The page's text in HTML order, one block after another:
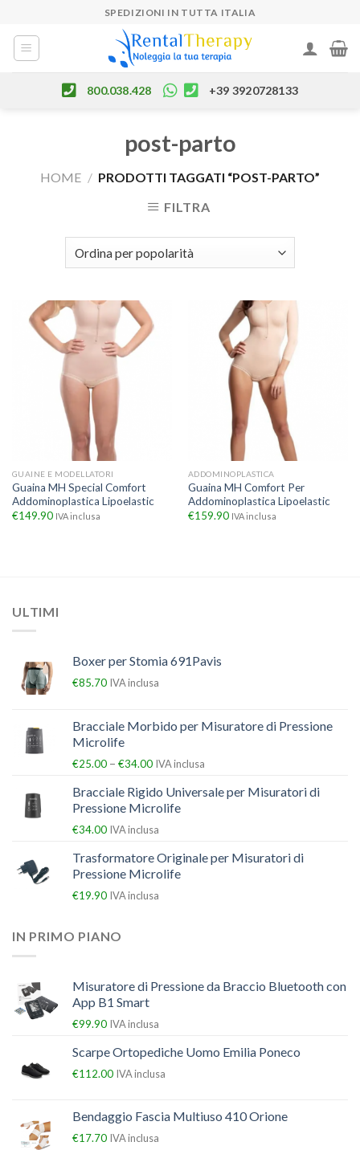
content
SPEDIZIONI IN TUTTA ITALIA
800.038.428 +39 3920728133
post-parto
HOME / PRODOTTI TAGGATI “POST-PARTO”
FILTRA
GUAINE E MODELLATORI
Guaina MH Special Comfort
Addominoplastica Lipoelastic
€149.90 IVA inclusa
ADDOMINOPLASTICA
Guaina MH Comfort Per
Addominoplastica Lipoelastic
€159.90 IVA inclusa
ULTIMI
Boxer per Stomia 691Pavis
€85.70 IVA inclusa
Bracciale Morbido per Misuratore di Pressione
Microlife
€25.00 – €34.00 IVA inclusa
Bracciale Rigido Universale per Misuratori di
Pressione Microlife
€34.00 IVA inclusa
Trasformatore Originale per Misuratori di
Pressione Microlife
€19.90 IVA inclusa
IN PRIMO PIANO
Misuratore di Pressione da Braccio Bluetooth con
App B1 Smart
€99.90 IVA inclusa
Scarpe Ortopediche Uomo Emilia Poneco
€112.00 IVA inclusa
Bendaggio Fascia Multiuso 410 Orione
€17.70 IVA inclusa